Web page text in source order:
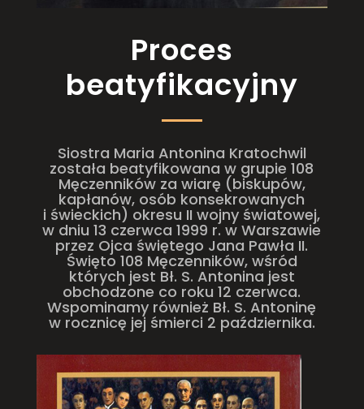
Proces
beatyfikacyjny
Siostra Maria Antonina Kratochwil
została beatyfikowana w grupie 108
Męczenników za wiarę (biskupów,
kapłanów, osób konsekrowanych
i świeckich) okresu II wojny światowej,
w dniu 13 czerwca 1999 r. w Warszawie
przez Ojca świętego Jana Pawła II.
Święto 108 Męczenników, wśród
których jest Bł. S. Antonina jest
obchodzone co roku 12 czerwca.
Wspominamy również Bł. S. Antoninę
w rocznicę jej śmierci 2 października.